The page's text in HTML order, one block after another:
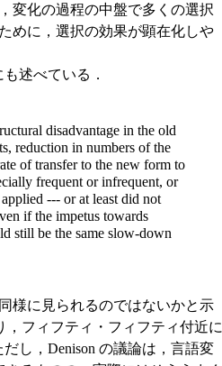
変化の過程の中盤で多くの選択
めに，選択の効果が顕在化しや
述べている．
disadvantage in the old
reduction in numbers of the
of transfer to the new form to
frequent or infrequent, or
--- or at least did not
if the impetus towards
still be the same slow-down
様に見られるのではないかと示
，フィフティ・フィフティ付近に
し，Denison の議論は，言語変